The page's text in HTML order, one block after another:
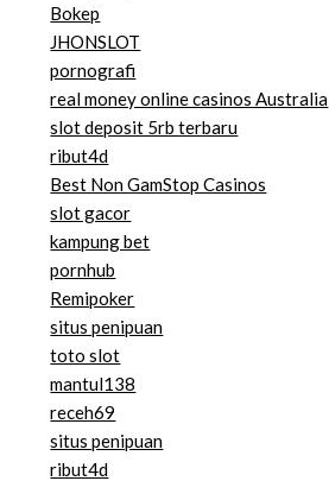
Bokep
JHONSLOT
pornografi
real money online casinos Australia
slot deposit 5rb terbaru
ribut4d
Best Non GamStop Casinos
slot gacor
kampung bet
pornhub
Remipoker
situs penipuan
toto slot
mantul138
receh69
situs penipuan
ribut4d